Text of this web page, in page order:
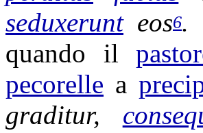
seduxerunteos6.
quando il
pecorelle a
graditur,